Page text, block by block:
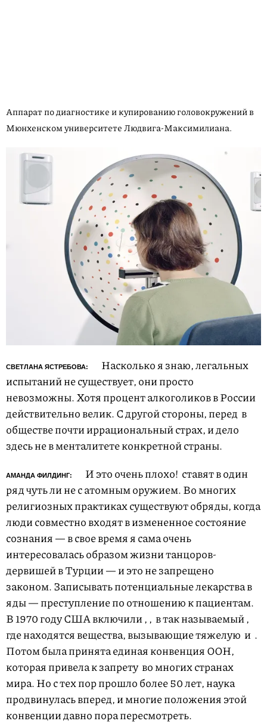
Аппарат по диагностике и купированию голово­кружений в
Мюнхенском университете Людвига-Максимилиана.
СВЕТЛАНА ЯСТРЕБОВА:
Насколько я знаю, легальных
испытаний не существует, они просто
невозможны. Хотя процент алкоголиков в России
действительно велик. С другой стороны, перед в
обществе почти иррациональный страх, и дело
здесь не в менталитете конкретной страны.
АМАНДА ФИЛДИНГ: И это очень плохо! ставят в один
ряд чуть ли не с атомным оружием. Во многих
религиозных практиках существуют обряды, когда
люди совместно входят в измененное состояние
сознания — в свое время я сама очень
интересовалась образом жизни танцоров-
дервишей в Турции — и это не запрещено
законом. Записывать потенциальные лекарства в
яды — преступление по отношению к пациентам.
В 1970 году США включили,, в так называемый,
где находятся вещества, вызывающие тяжелую и .
Потом была принята единая конвенция ООН,
которая привела к запрету во многих странах
мира. Но с тех пор прошло более 50 лет, наука
продвинулась вперед, и многие положения этой
конвенции давно пора пересмотреть.